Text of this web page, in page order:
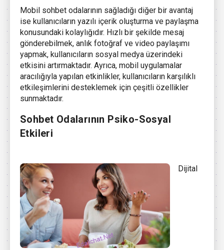
Mobil sohbet odalarının sağladığı diğer bir avantaj
ise kullanıcıların yazılı içerik oluşturma ve paylaşma
konusundaki kolaylığıdır. Hızlı bir şekilde mesaj
gönderebilmek, anlık fotoğraf ve video paylaşımı
yapmak, kullanıcıların sosyal medya üzerindeki
etkisini artırmaktadır. Ayrıca, mobil uygulamalar
aracılığıyla yapılan etkinlikler, kullanıcıların karşılıklı
etkileşimlerini desteklemek için çeşitli özellikler
sunmaktadır.
Sohbet Odalarının Psiko-Sosyal
Etkileri
Dijital